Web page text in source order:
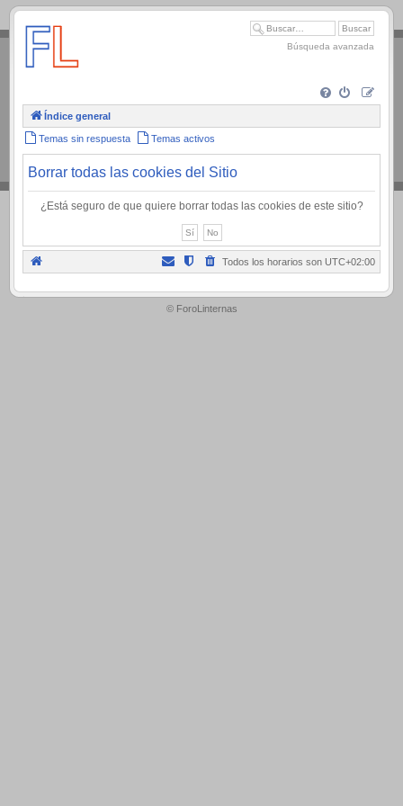
.
Búsqueda avanzada
Índice general
Temas sin respuesta Temas activos
Borrar todas las cookies del Sitio
¿Está seguro de que quiere borrar todas las cookies de este sitio?
Todos los horarios son UTC+02:00
.
© ForoLinternas